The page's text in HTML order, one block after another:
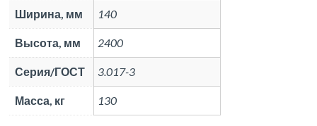
Ширина, мм 140
Высота, мм 2400
Серия/ГОСТ 3.017-3
Масса, кг 130